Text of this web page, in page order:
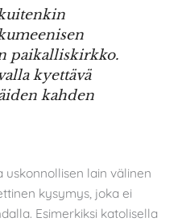
paikalliskirkko.
kyettävä
kahden
uskonnollisen lain välinen
kysymys, joka ei
Esimerkiksi katolisella